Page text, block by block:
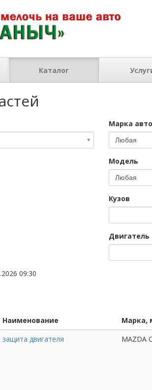
Каталог
Марка авто
Любая
Марка
авто
Модель
Любая
Модель
Кузов
Двигатель
09:30
Наименование Марка,
защита двигателя
MAZDA